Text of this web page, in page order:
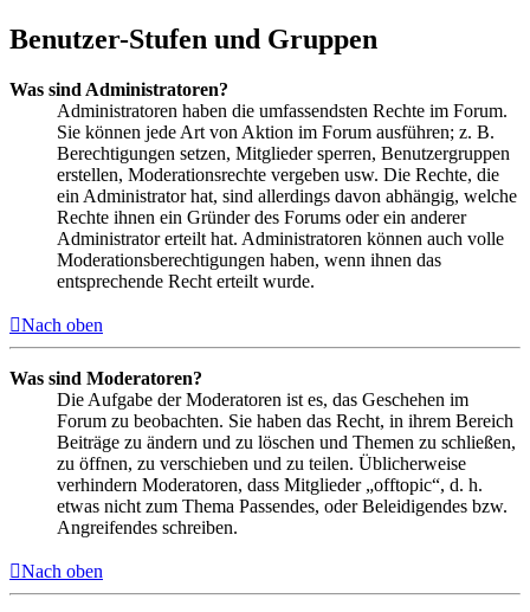
Benutzer-Stufen und Gruppen
Was sind Administratoren?
Administratoren haben die umfassendsten Rechte im Forum.
Sie können jede Art von Aktion im Forum ausführen; z. B.
Berechtigungen setzen, Mitglieder sperren, Benutzergruppen
erstellen, Moderationsrechte vergeben usw. Die Rechte, die
ein Administrator hat, sind allerdings davon abhängig, welche
Rechte ihnen ein Gründer des Forums oder ein anderer
Administrator erteilt hat. Administratoren können auch volle
Moderationsberechtigungen haben, wenn ihnen das
entsprechende Recht erteilt wurde.
Nach oben
Was sind Moderatoren?
Die Aufgabe der Moderatoren ist es, das Geschehen im
Forum zu beobachten. Sie haben das Recht, in ihrem Bereich
Beiträge zu ändern und zu löschen und Themen zu schließen,
zu öffnen, zu verschieben und zu teilen. Üblicherweise
verhindern Moderatoren, dass Mitglieder „offtopic“, d. h.
etwas nicht zum Thema Passendes, oder Beleidigendes bzw.
Angreifendes schreiben.
Nach oben